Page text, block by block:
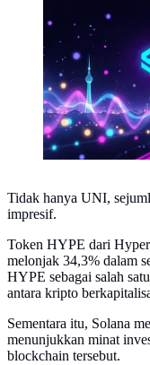
Tidak hanya UNI,
impresif.
Token HYPE dari
melonjak 34,3% dalam
HYPE sebagai salah
antara kripto
Sementara itu, Solana
menunjukkan minat
blockchain tersebut.